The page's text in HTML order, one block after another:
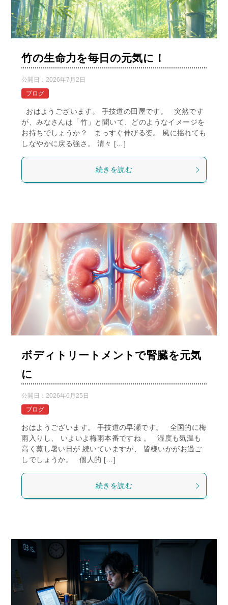
竹の生命力を毎日の元気に！
公開日：2026年7月2日
ブログ
おはようございます。 手技道の田屋です。 突然です
が、みなさんは「竹」と聞いて、どのようなイメージを
お持ちでしょうか？ まっすぐ伸びる姿。 風に揺れても
しなやかに戻る強さ。 清々 […]
続きを読む
ボディトリートメントで腎臓を元気
に
公開日：2026年6月25日
ブログ
おはようございます。 手技道の早瀬です。 全国的に梅
雨入りし、 いよいよ梅雨本番ですね 。 湿度も気温も
高く蒸し暑い日が 続いていますが、 皆様いかがお過ご
しでしょうか。 個人的 […]
続きを読む